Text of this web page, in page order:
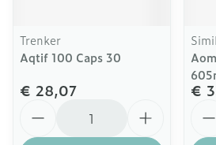
Trenker
Aqtif 100 Caps 30
€ 28,07 €